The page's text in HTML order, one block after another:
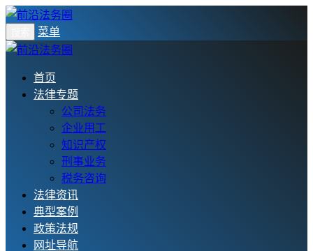
菜单
首页
法律专题
公司法务
企业用工
知识产权
刑事业务
税务咨询
法律资讯
典型案例
政策法规
网址导航